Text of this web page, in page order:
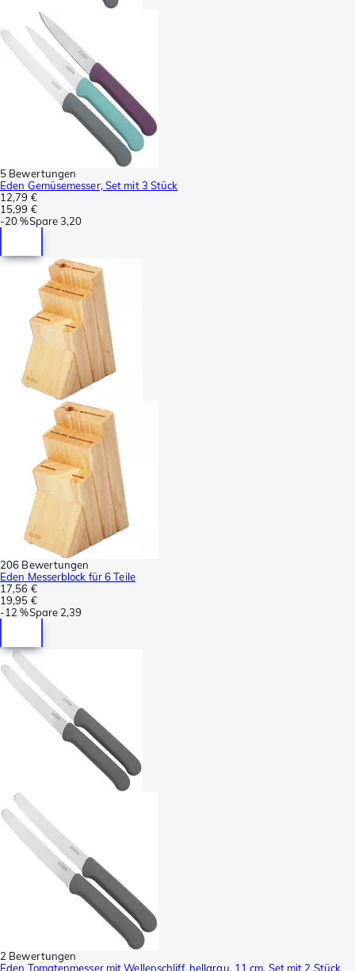
5 Bewertungen
Eden Gemüsemesser, Set mit 3 Stück
12,79 €
15,99 €
-20 %Spare3,20
206 Bewertungen
Eden Messerblock für 6 Teile
17,56 €
19,95 €
-12 %Spare 2,39
2 Bewertungen
Eden Tomatenmesser mit Wellenschliff, hellgrau, 11 cm, Set mit 2 Stück